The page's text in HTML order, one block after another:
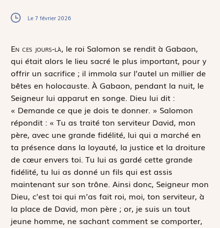
Le 7 février 2026
En ces jours-là, le roi Salomon se rendit à Gabaon,
qui était alors le lieu sacré le plus important, pour y
offrir un sacrifice ; il immola sur l’autel un millier de
bêtes en holocauste. À Gabaon, pendant la nuit, le
Seigneur lui apparut en songe. Dieu lui dit :
« Demande ce que je dois te donner. » Salomon
répondit : « Tu as traité ton serviteur David, mon
père, avec une grande fidélité, lui qui a marché en
ta présence dans la loyauté, la justice et la droiture
de cœur envers toi. Tu lui as gardé cette grande
fidélité, tu lui as donné un fils qui est assis
maintenant sur son trône. Ainsi donc, Seigneur mon
Dieu, c’est toi qui m’as fait roi, moi, ton serviteur, à
la place de David, mon père ; or, je suis un tout
jeune homme, ne sachant comment se comporter,